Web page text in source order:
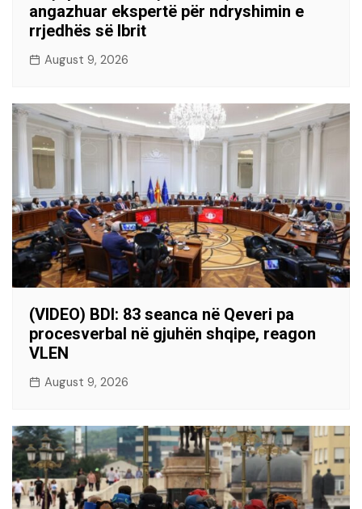
angazhuar ekspertë për ndryshimin e
rrjedhës së Ibrit
August 9, 2026
(VIDEO) BDI: 83 seanca në Qeveri pa
procesverbal në gjuhën shqipe, reagon
VLEN
August 9, 2026